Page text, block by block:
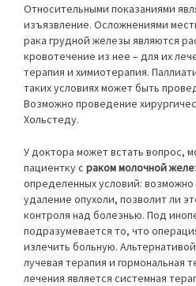
Относительными показаниями
изъязвление. Осложнениями
рака грудной железы являются
кровотечение из нее – для их
терапия и химиотерапия.
таких условиях может быть
Возможно проведение
Хольстеду.
У доктора может встать вопрос,
пациентку с раком молочной
определенных условий: возможно
удаление опухоли, позволит ли
контроля над болезнью. Под
подразумевается то, что
излечить больную.
лучевая терапия и гормональная
лечения является системная